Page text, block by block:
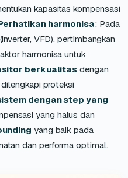
kapasitas kompensasi
harmonisa: Pada
VFD), pertimbangkan
harmonisa untuk
berkualitas dengan
proteksi
dengan step yang
yang halus dan
yang baik pada
dan performa optimal.